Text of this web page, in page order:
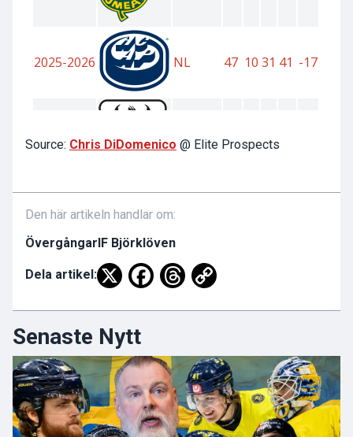
Source: Chris DiDomenico @ Elite Prospects
Den här artikeln handlar om:
Övergångar IF Björklöven
Dela artikel:
Senaste Nytt